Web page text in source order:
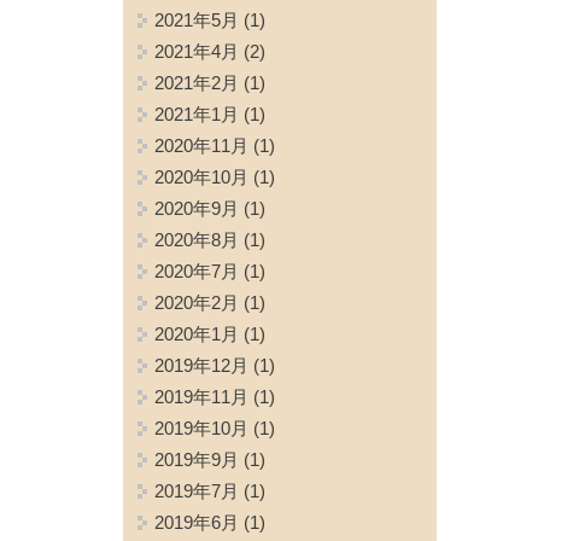
2021年5月 (1)
2021年4月 (2)
2021年2月 (1)
2021年1月 (1)
2020年11月 (1)
2020年10月 (1)
2020年9月 (1)
2020年8月 (1)
2020年7月 (1)
2020年2月 (1)
2020年1月 (1)
2019年12月 (1)
2019年11月 (1)
2019年10月 (1)
2019年9月 (1)
2019年7月 (1)
2019年6月 (1)